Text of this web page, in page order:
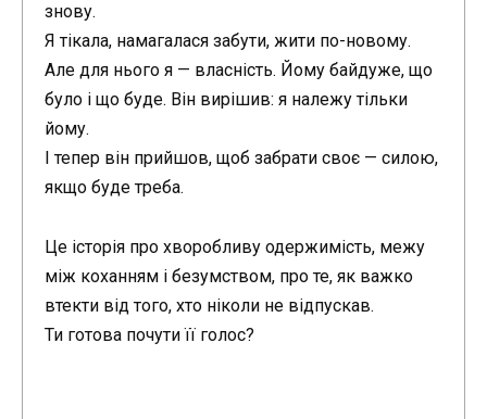
знову.
Я тікала, намагалася забути, жити по-новому.
Але для нього я — власність. Йому байдуже, що
було і що буде. Він вирішив: я належу тільки
йому.
І тепер він прийшов, щоб забрати своє — силою,
якщо буде треба.
Це історія про хворобливу одержимість, межу
між коханням і безумством, про те, як важко
втекти від того, хто ніколи не відпускав.
Ти готова почути її голос?